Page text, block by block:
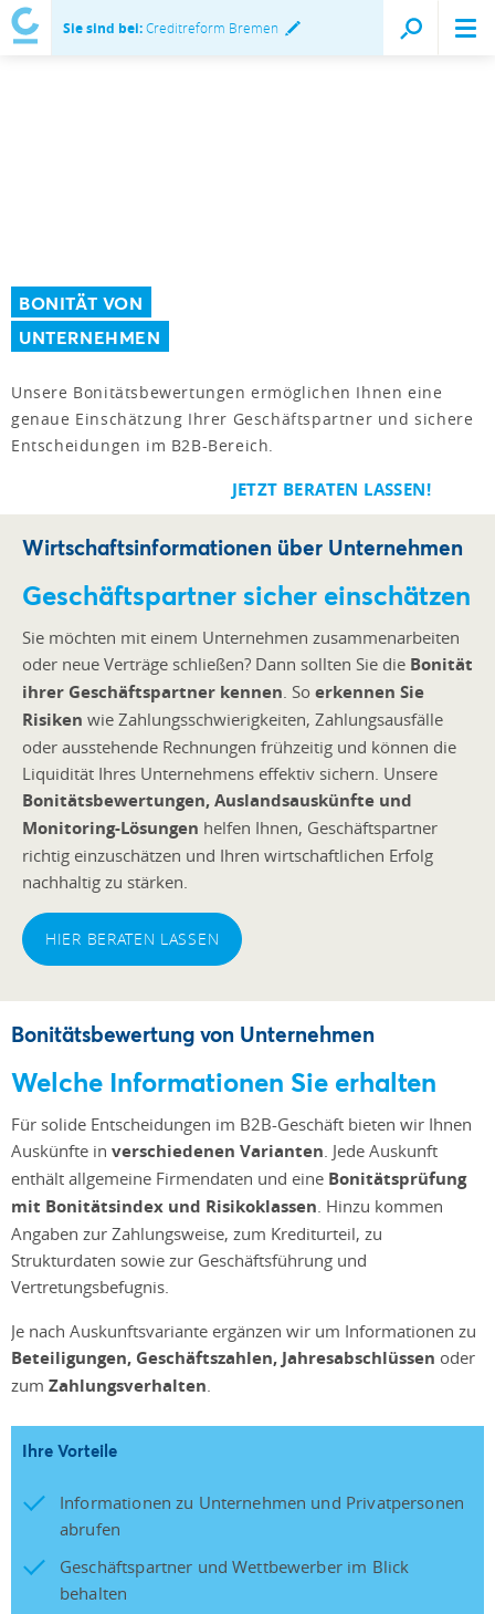
Sie sind bei:Creditreform Bremen
BONITÄT VON
UNTERNEHMEN
Unsere Bonitätsbewertungen ermöglichen Ihnen eine
genaue Einschätzung Ihrer Geschäftspartner und sichere
Entscheidungen im B2B-Bereich.
JETZT BERATEN LASSEN!
Wirtschaftsinformationen über Unternehmen
Geschäftspartner sicher einschätzen
Sie möchten mit einem Unternehmen zusammenarbeiten
oder neue Verträge schließen? Dann sollten Sie die Bonität
ihrer Geschäftspartner kennen . So erkennen Sie
Risiken wie Zahlungsschwierigkeiten, Zahlungsausfälle
oder ausstehende Rechnungen frühzeitig und können die
Liquidität Ihres Unternehmens effektiv sichern. Unsere
Bonitätsbewertungen, Auslandsauskünfte und
Monitoring-Lösungen helfen Ihnen, Geschäftspartner
richtig einzuschätzen und Ihren wirtschaftlichen Erfolg
nachhaltig zu stärken.
HIER BERATEN LASSEN
Bonitätsbewertung von Unternehmen
Welche Informationen Sie erhalten
Für solide Entscheidungen im B2B-Geschäft bieten wir Ihnen
Auskünfte in verschiedenen Varianten . Jede Auskunft
enthält allgemeine Firmendaten und eine Bonitätsprüfung
mit Bonitätsindex und Risikoklassen . Hinzu kommen
Angaben zur Zahlungsweise, zum Krediturteil, zu
Strukturdaten sowie zur Geschäftsführung und
Vertretungsbefugnis.
Je nach Auskunftsvariante ergänzen wir um Informationen zu
Beteiligungen, Geschäftszahlen, Jahresabschlüssen oder
zum Zahlungsverhalten
Ihre Vorteile
Informationen zu Unternehmen und Privatpersonen
abrufen
Geschäftspartner und Wettbewerber im Blick
behalten